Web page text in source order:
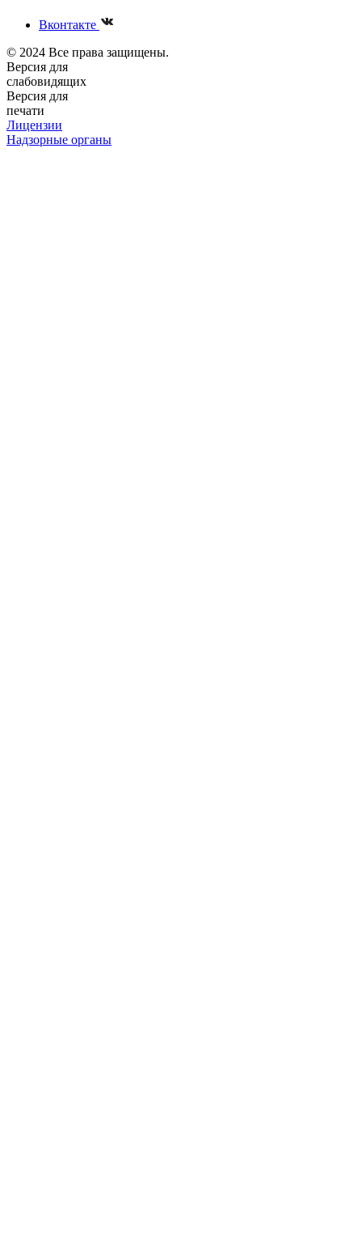
Вконтакте
© 2024 Все права защищены.
Версия для
слабовидящих
Версия для
печати
Лицензии
Надзорные органы